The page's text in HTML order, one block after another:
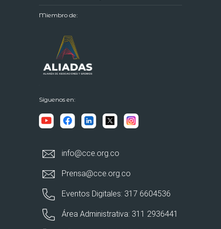
Miembro de:
Síguenos en:
info@cce.org.co
Prensa@cce.org.co
Eventos Digitales: 317 6604536
Área Administrativa: 311 2936441